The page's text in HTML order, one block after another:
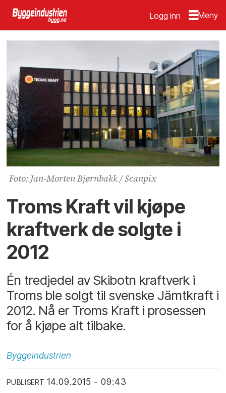
Logg inn
Foto: Jan-Morten Bjørnbakk / Scanpix
Troms Kraft vil kjøpe
kraftverk de solgte i
2012
Én tredjedel av Skibotn kraftverk i
Troms ble solgt til svenske Jämtkraft i
2012. Nå er Troms Kraft i prosessen
for å kjøpe alt tilbake.
Byggeindustrien
PUBLISERT 14.09.2015 - 09:43